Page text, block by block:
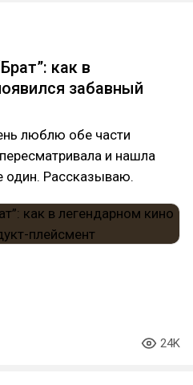
как в
забавный
люблю обе части
и нашла
один. Рассказываю.
24K